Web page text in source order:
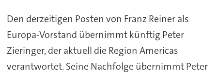
Den derzeitigen Posten von Franz Reiner als
Europa-Vorstand übernimmt künftig Peter
Zieringer, der aktuell die Region Americas
verantwortet. Seine Nachfolge übernimmt Peter